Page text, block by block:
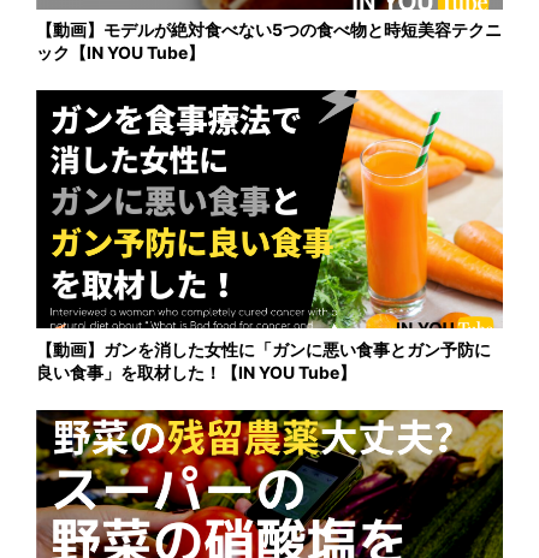
【動画】モデルが絶対食べない5つの食べ物と時短美容テクニ
ック【IN YOU Tube】
【動画】ガンを消した女性に「ガンに悪い食事とガン予防に
良い食事」を取材した！【IN YOU Tube】